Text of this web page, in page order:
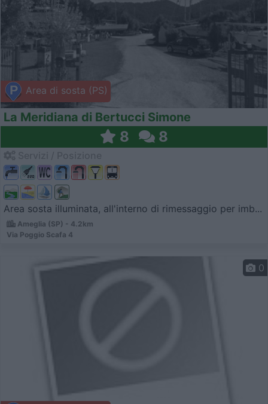
Area di sosta (PS)
La Meridiana di Bertucci Simone
8 8
Area sosta illuminata, all'interno di rimessaggio per imb...
Ameglia (SP) - 4.2km
Via Poggio Scafa 4
0